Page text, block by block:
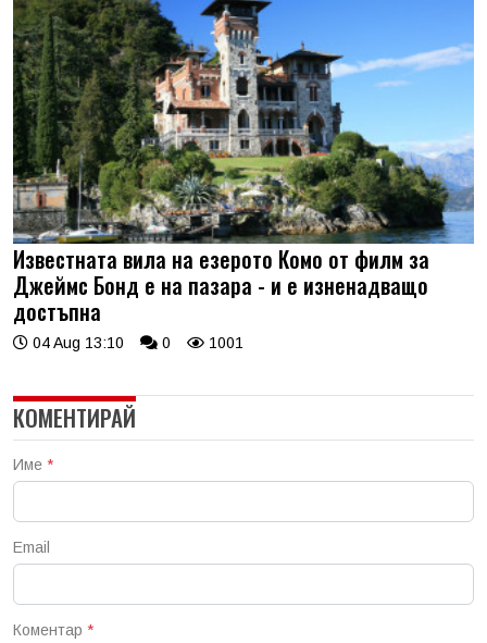
Известната вила на езерото Комо от филм за
Джеймс Бонд е на пазара - и е изненадващо
достъпна
04 Aug 13:10 0 1001
КОМЕНТИРАЙ
Име *
Email
Коментар *